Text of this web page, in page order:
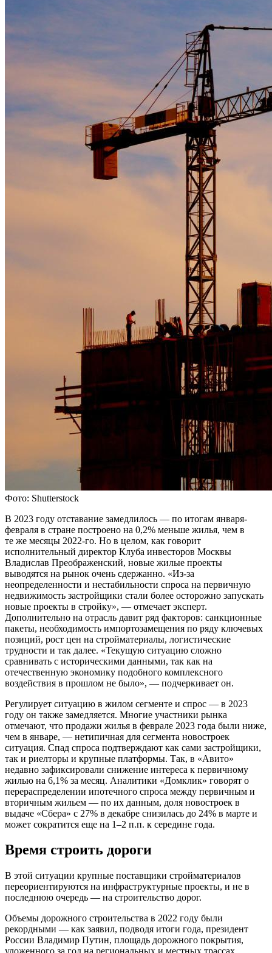
Фото: Shutterstock
В 2023 году отставание замедлилось — по итогам января-
февраля в стране построено на 0,2% меньше жилья, чем в
те же месяцы 2022-го. Но в целом, как говорит
исполнительный директор Клуба инвесторов Москвы
Владислав Преображенский, новые жилые проекты
выводятся на рынок очень сдержанно. «Из-за
неопределенности и нестабильности спроса на первичную
недвижимость застройщики стали более осторожно запускать
новые проекты в стройку», — отмечает эксперт.
Дополнительно на отрасль давит ряд факторов: санкционные
пакеты, необходимость импортозамещения по ряду ключевых
позиций, рост цен на стройматериалы, логистические
трудности и так далее. «Текущую ситуацию сложно
сравнивать с историческими данными, так как на
отечественную экономику подобного комплексного
воздействия в прошлом не было», — подчеркивает он.
Регулирует ситуацию в жилом сегменте и спрос — в 2023
году он также замедляется. Многие участники рынка
отмечают, что продажи жилья в феврале 2023 года были ниже,
чем в январе, — нетипичная для сегмента новостроек
ситуация. Спад спроса подтверждают как сами застройщики,
так и риелторы и крупные платформы. Так, в «Авито»
недавно зафиксировали снижение интереса к первичному
жилью на 6,1% за месяц. Аналитики «Домклик» говорят о
перераспределении ипотечного спроса между первичным и
вторичным жильем — по их данным, доля новостроек в
выдаче «Сбера» с 27% в декабре снизилась до 24% в марте и
может сократится еще на 1–2 п.п. к середине года.
Время строить дороги
В этой ситуации крупные поставщики стройматериалов
переориентируются на инфраструктурные проекты, и не в
последнюю очередь — на строительство дорог.
Объемы дорожного строительства в 2022 году были
рекордными — как заявил, подводя итоги года, президент
России Владимир Путин, площадь дорожного покрытия,